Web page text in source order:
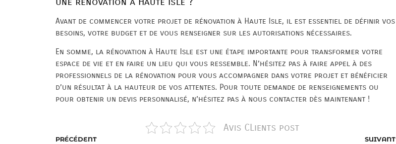
Avant de commencer votre projet de rénovation à Haute Isle, il est essentiel de définir vos
besoins, votre budget et de vous renseigner sur les autorisations nécessaires.
En somme, la rénovation à Haute Isle est une étape importante pour transformer votre
espace de vie et en faire un lieu qui vous ressemble. N’hésitez pas à faire appel à des
professionnels de la rénovation pour vous accompagner dans votre projet et bénéficier
d’un résultat à la hauteur de vos attentes. Pour toute demande de renseignements ou
pour obtenir un devis personnalisé, n’hésitez pas à nous contacter dès maintenant !
Avis CLients post
PRÉCÉDENT SUIVANT